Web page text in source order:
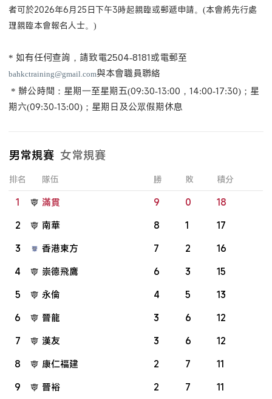
者可於2026年6月25日下午3時起親臨或郵遞申請。(本會將先行處
理親臨本會報名人士。)
* 如有任何查詢，請致電2504-8181或電郵至
bahkctraining@gmail.com與本會職員聯絡
* 辦公時間：星期一至星期五(09:30-13:00，14:00-17:30)；星
期六(09:30-13:00)；星期日及公眾假期休息
男常規賽 女常規賽
排名 隊伍 勝 敗 積分
1 滿貫 9 0
18
2
南華 8 1
17
3
香港東方 7 2
16
4
崇德飛鷹 6 3
15
5
永倫 4 5
13
6
晉龍 3 6
12
7
漢友 3 6
12
8
康仁福建 2 7
11
9
晉裕 2 7
11